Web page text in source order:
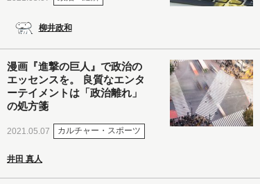
柳井政和
漫画『進撃の巨人』で政治の
エッセンスを。 良質なエンタ
ーテイメントは「政治離れ」
の処方箋
2021.05.07 カルチャー・スポーツ
井田 真人